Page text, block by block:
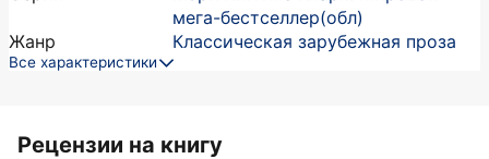
мега-бестселлер(обл)
Жанр
Классическая зарубежная проза
Все характеристики
Рецензии на книгу